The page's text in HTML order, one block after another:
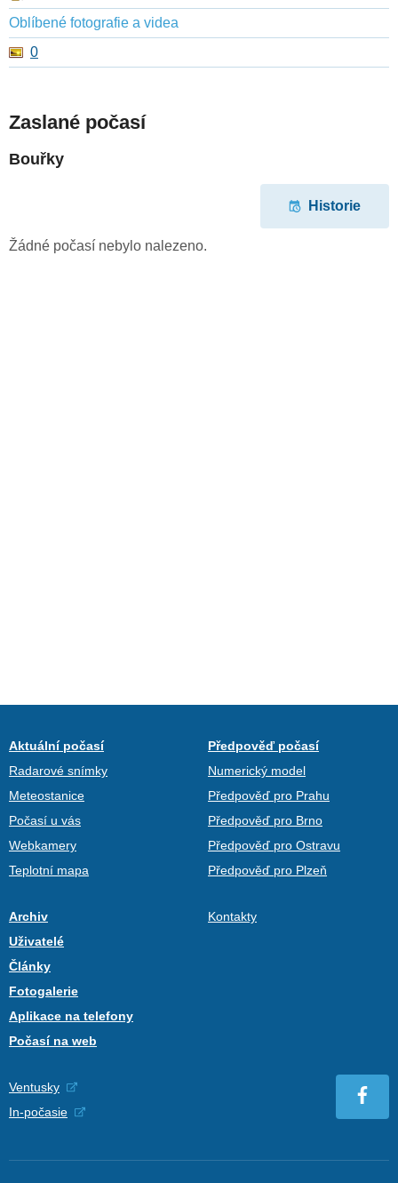
Oblíbené fotografie a videa
0
Zaslané počasí
Bouřky
Historie
Žádné počasí nebylo nalezeno.
Aktuální počasí
Radarové snímky
Meteostanice
Počasí u vás
Webkamery
Teplotní mapa
Předpověď počasí
Numerický model
Předpověď pro Prahu
Předpověď pro Brno
Předpověď pro Ostravu
Předpověď pro Plzeň
Archiv
Uživatelé
Články
Fotogalerie
Aplikace na telefony
Počasí na web
Kontakty
Ventusky
In-počasie